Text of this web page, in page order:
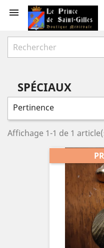

SPÉCIAUX
Pertinence
Affichage 1-1 de 1